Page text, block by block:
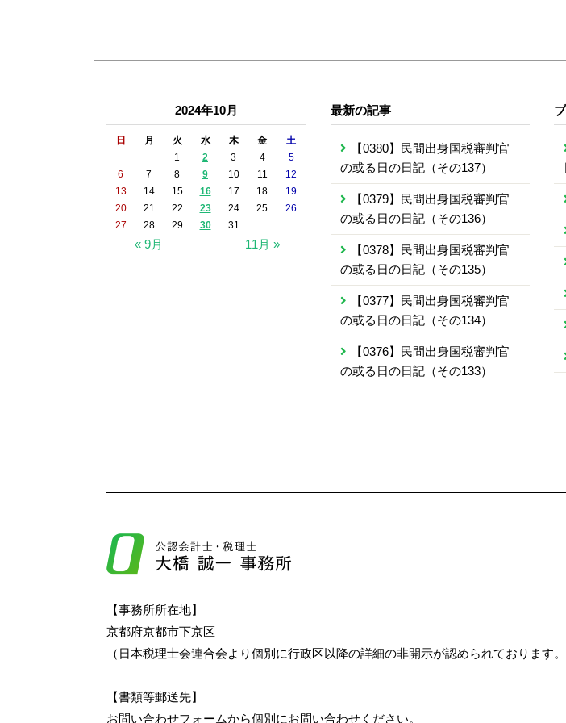
2024年10月
日 月 火 水 木 金 土
« 9月 11月 »
1 2 3 4
5
6
7 8 9 10 11
12
13
14 15 16 17 18
19
20
21 22 23 24 25
26
27
28 29 30 31
最新の記事
【0380】民間出身国税審判官
の或る日の日記（その137）
【0379】民間出身国税審判官
の或る日の日記（その136）
【0378】民間出身国税審判官
の或る日の日記（その135）
【0377】民間出身国税審判官
の或る日の日記（その134）
【0376】民間出身国税審判官
の或る日の日記（その133）
【事務所所在地】
京都府京都市下京区
（日本税理士会連合会より個別に行政区以降の詳細の非開示が認められております。
【書類等郵送先】
お問い合わせフォームから個別にお問い合わせください。